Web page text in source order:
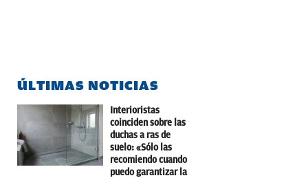
ÚLTIMAS NOTICIAS
Interioristas
coinciden sobre las
duchas a ras de
suelo: «Sólo las
recomiendo cuando
puedo garantizar la